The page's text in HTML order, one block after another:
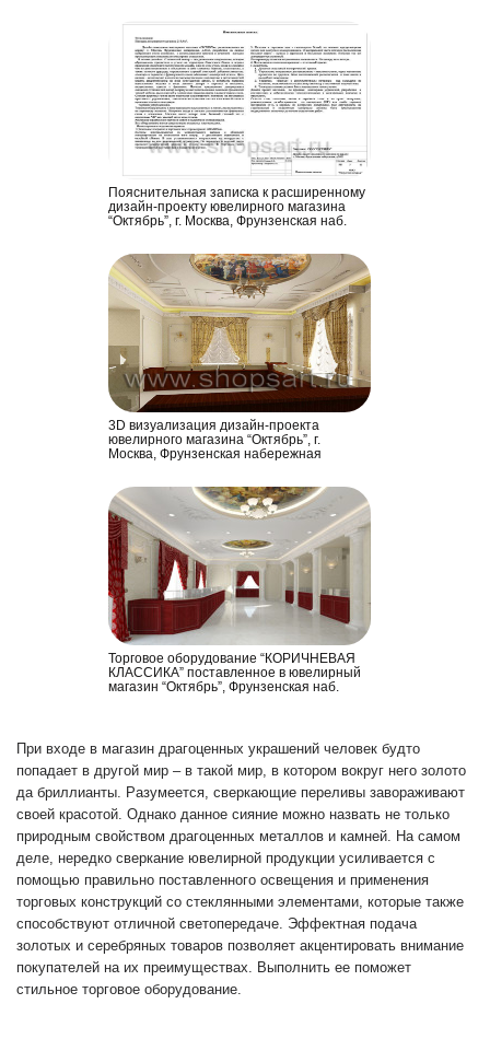
Пояснительная записка к расширенному
дизайн-проекту ювелирного магазина
“Октябрь”, г. Москва, Фрунзенская наб.
3D визуализация дизайн-проекта
ювелирного магазина “Октябрь”, г.
Москва, Фрунзенская набережная
Торговое оборудование “КОРИЧНЕВАЯ
КЛАССИКА” поставленное в ювелирный
магазин “Октябрь”, Фрунзенская наб.
При входе в магазин драгоценных украшений человек будто
попадает в другой мир – в такой мир, в котором вокруг него золото
да бриллианты. Разумеется, сверкающие переливы завораживают
своей красотой. Однако данное сияние можно назвать не только
природным свойством драгоценных металлов и камней. На самом
деле, нередко сверкание ювелирной продукции усиливается с
помощью правильно поставленного освещения и применения
торговых конструкций со стеклянными элементами, которые также
способствуют отличной светопередаче. Эффектная подача
золотых и серебряных товаров позволяет акцентировать внимание
покупателей на их преимуществах. Выполнить ее поможет
стильное торговое оборудование.